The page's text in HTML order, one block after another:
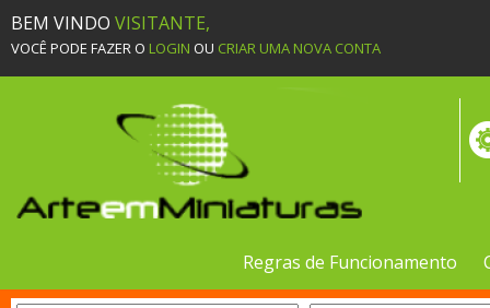
BEM VINDO VISITANTE,
VOCÊ PODE FAZER O LOGIN OU CRIAR UMA NOVA CONTA
Regras de Funcionamento